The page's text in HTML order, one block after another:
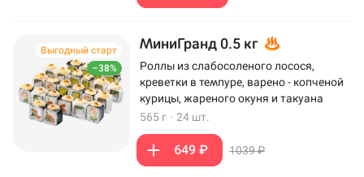
–38%
Выгодный старт МиниГранд 0.5 кг
Роллы из слабосоленого лосося,
креветки в темпуре, варено - копченой
курицы, жареного окуня и такуана
565 г · 24 шт.
649 ₽ 1039 ₽